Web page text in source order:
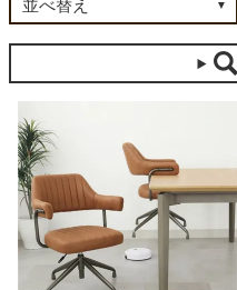
収納家具
学習机